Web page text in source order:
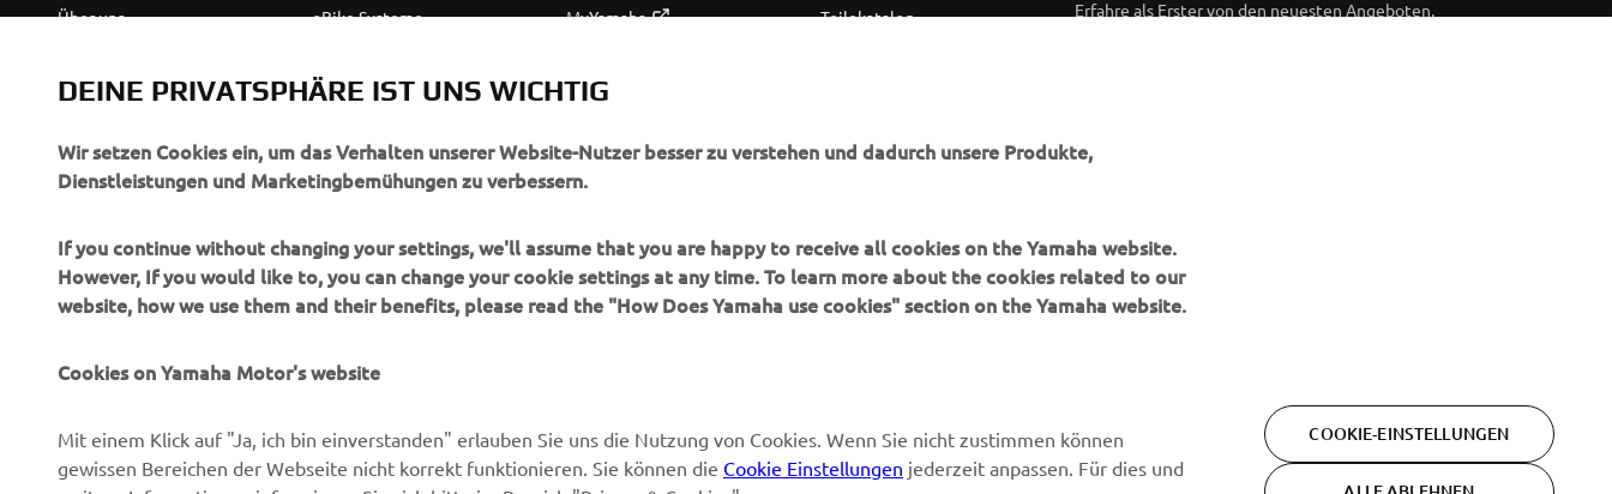
Über uns
Veranstaltungen
Press
Broschüren
Händler werden
Menschenrechtsrichtlinie
Grundlegende
Whistleblower-Kanal
eBike Systeme
Leichte Fahrzeuge
Ersthelferinnen und
Ersthelfer
Robotics
Partnerschaften
für unabhängige Partner
Sheets
MyYamaha
Yamaha Racing
Yamaha Motor Global
Mobile Anwendungen
Teilekatalog
Umgang mit Altbatterien
Erfahre als Erster von den neuesten Angeboten,
Lesen Sie unsere Datenschutzrichtlinie, um zu erfahren, wie wir
DEINE PRIVATSPHÄRE IST UNS WICHTIG
Wir setzen Cookies ein, um das Verhalten unserer Website-Nutzer besser zu verstehen und dadurch unsere Produkte,
Dienstleistungen und Marketingbemühungen zu verbessern.
If you continue without changing your settings, we'll assume that you are happy to receive all cookies on the Yamaha website.
However, If you would like to, you can change your cookie settings at any time. To learn more about the cookies related to our
website, how we use them and their benefits, please read the "How Does Yamaha use cookies" section on the Yamaha website.
Cookies on Yamaha Motor's website
Mit einem Klick auf "Ja, ich bin einverstanden" erlauben Sie uns die Nutzung von Cookies. Wenn Sie nicht zustimmen können
gewissen Bereichen der Webseite nicht korrekt funktionieren. Sie können die Cookie Einstellungen jederzeit anpassen. Für dies und
COOKIE-EINSTELLUNGEN